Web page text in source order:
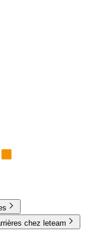
chez leteam